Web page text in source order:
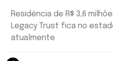
Residência de R$ 3,6
Legacy Trust fica no
atualmente